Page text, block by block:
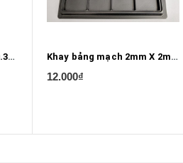
Khay Nhựa Khoang Nhỏ 0.380mm X 0.350mm X 0.275mm Khay bảng mạch 2mm X 2mm X 0.5mm
12.000₫